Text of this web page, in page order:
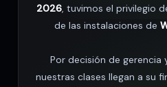
2026, tuvimos el privilegio
de las instalaciones de
Por decisión de gerencia
nuestras clases llegan a su